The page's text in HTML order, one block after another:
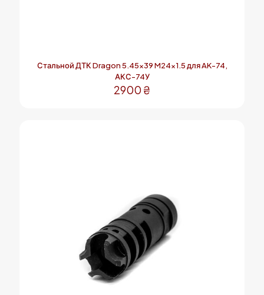
Стальной ДТК Dragon 5.45×39 M24x1.5 для AK-74,
АКС-74У
2900 ₴